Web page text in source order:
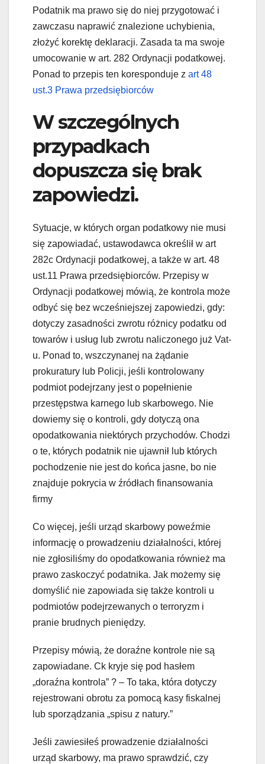
Podatnik ma prawo się do niej przygotować i
zawczasu naprawić znalezione uchybienia,
złożyć korektę deklaracji. Zasada ta ma swoje
umocowanie w art. 282 Ordynacji podatkowej.
Ponad to przepis ten koresponduje z art 48
ust.3 Prawa przedsiębiorców
W szczególnych
przypadkach
dopuszcza się brak
zapowiedzi.
Sytuacje, w których organ podatkowy nie musi
się zapowiadać, ustawodawca określił w art
282c Ordynacji podatkowej, a także w art. 48
ust.11 Prawa przedsiębiorców. Przepisy w
Ordynacji podatkowej mówią, że kontrola może
odbyć się bez wcześniejszej zapowiedzi, gdy:
dotyczy zasadności zwrotu różnicy podatku od
towarów i usług lub zwrotu naliczonego już Vat-
u. Ponad to, wszczynanej na żądanie
prokuratury lub Policji, jeśli kontrolowany
podmiot podejrzany jest o popełnienie
przestępstwa karnego lub skarbowego. Nie
dowiemy się o kontroli, gdy dotyczą ona
opodatkowania niektórych przychodów. Chodzi
o te, których podatnik nie ujawnił lub których
pochodzenie nie jest do końca jasne, bo nie
znajduje pokrycia w źródłach finansowania
firmy
Co więcej, jeśli urząd skarbowy poweźmie
informację o prowadzeniu działalności, której
nie zgłosiliśmy do opodatkowania również ma
prawo zaskoczyć podatnika. Jak możemy się
domyślić nie zapowiada się także kontroli u
podmiotów podejrzewanych o terroryzm i
pranie brudnych pieniędzy.
Przepisy mówią, że doraźne kontrole nie są
zapowiadane. Ck kryje się pod hasłem
„doraźna kontrola” ? – To taka, która dotyczy
rejestrowani obrotu za pomocą kasy fiskalnej
lub sporządzania „spisu z natury.”
Jeśli zawiesiłeś prowadzenie działalności
urząd skarbowy, ma prawo sprawdzić, czy